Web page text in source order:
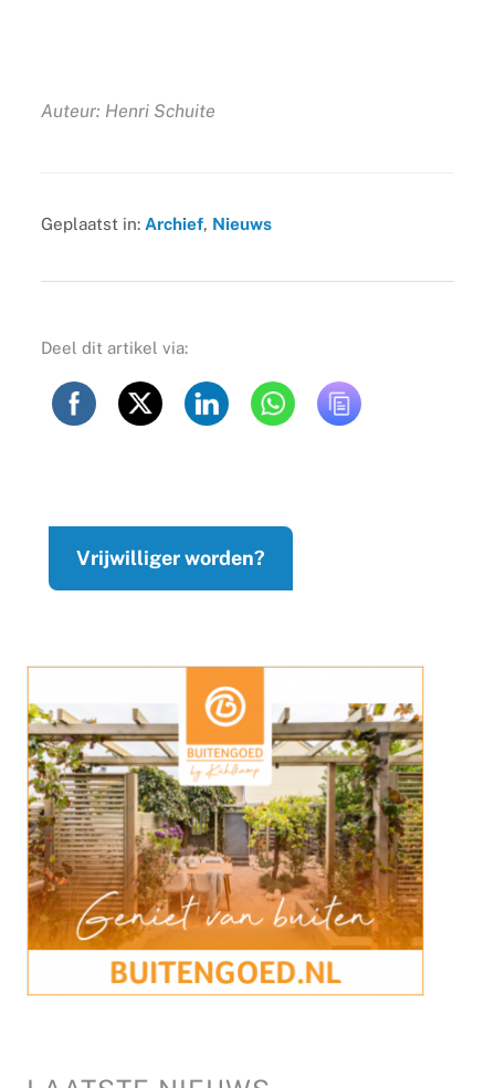
Auteur: Henri Schuite
Geplaatst in: Archief, Nieuws
Deel dit artikel via:
Vrijwilliger worden?